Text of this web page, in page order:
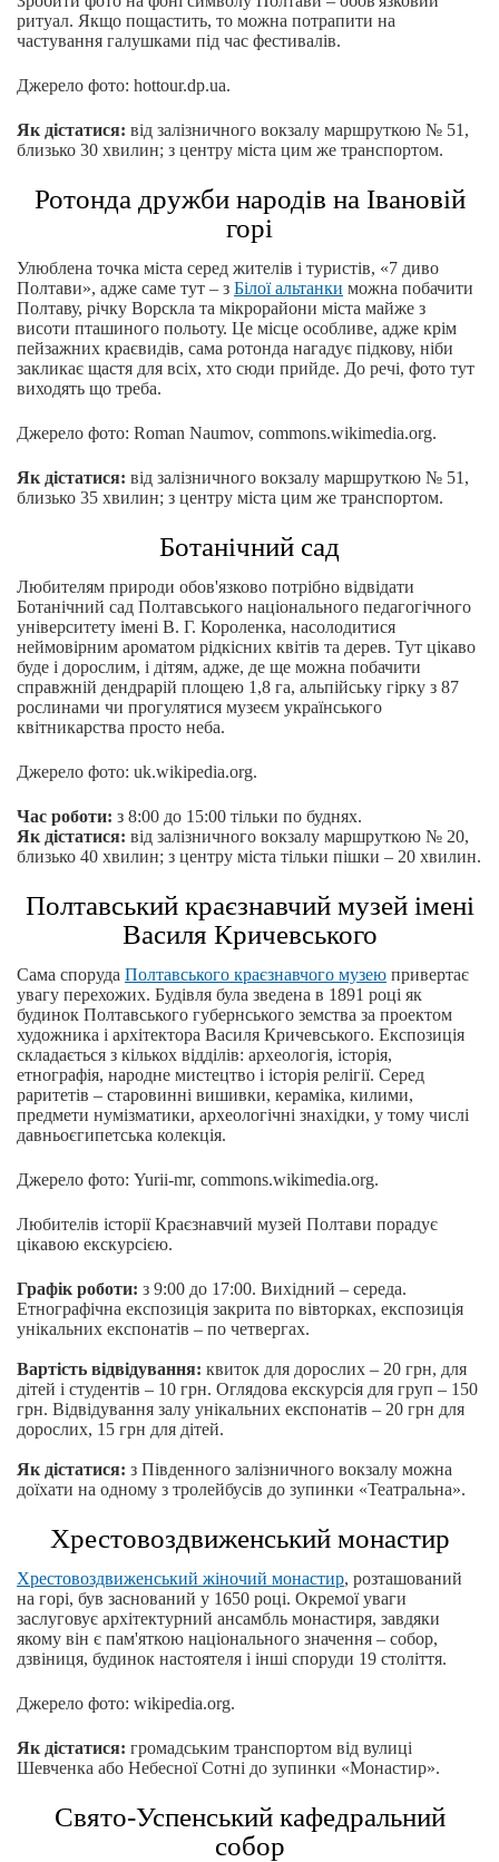
ритуал. Якщо пощастить, то можна потрапити на
частування галушками під час фестивалів.
Джерело фото: hottour.dp.ua.
Як дістатися: від залізничного вокзалу маршруткою № 51,
близько 30 хвилин; з центру міста цим же транспортом.
Ротонда дружби народів на Івановій
горі
Улюблена точка міста серед жителів і туристів, «7 диво
Полтави», адже саме тут – з Білої альтанки можна побачити
Полтаву, річку Ворскла та мікрорайони міста майже з
висоти пташиного польоту. Це місце особливе, адже крім
пейзажних краєвидів, сама ротонда нагадує підкову, ніби
закликає щастя для всіх, хто сюди прийде. До речі, фото тут
виходять що треба.
Джерело фото: Roman Naumov, commons.wikimedia.org.
Як дістатися: від залізничного вокзалу маршруткою № 51,
близько 35 хвилин; з центру міста цим же транспортом.
Ботанічний сад
Любителям природи обов'язково потрібно відвідати
Ботанічний сад Полтавського національного педагогічного
університету імені В. Г. Короленка, насолодитися
неймовірним ароматом рідкісних квітів та дерев. Тут цікаво
буде і дорослим, і дітям, адже, де ще можна побачити
справжній дендрарій площею 1,8 га, альпійську гірку з 87
рослинами чи прогулятися музеєм українського
квітникарства просто неба.
Джерело фото: uk.wikipedia.org.
Час роботи: з 8:00 до 15:00 тільки по буднях.
Як дістатися: від залізничного вокзалу маршруткою № 20,
близько 40 хвилин; з центру міста тільки пішки – 20 хвилин.
Полтавський краєзнавчий музей імені
Василя Кричевського
Сама споруда Полтавського краєзнавчого музею привертає
увагу перехожих. Будівля була зведена в 1891 році як
будинок Полтавського губернського земства за проектом
художника і архітектора Василя Кричевського. Експозиція
складається з кількох відділів: археологія, історія,
етнографія, народне мистецтво і історія релігії. Серед
раритетів – старовинні вишивки, кераміка, килими,
предмети нумізматики, археологічні знахідки, у тому числі
давньоєгипетська колекція.
Джерело фото: Yurii-mr, commons.wikimedia.org.
Любителів історії Краєзнавчий музей Полтави порадує
цікавою екскурсією.
Графік роботи: з 9:00 до 17:00. Вихідний – середа.
Етнографічна експозиція закрита по вівторках, експозиція
унікальних експонатів – по четвергах.
Вартість відвідування: квиток для дорослих – 20 грн, для
дітей і студентів – 10 грн. Оглядова екскурсія для груп – 150
грн. Відвідування залу унікальних експонатів – 20 грн для
дорослих, 15 грн для дітей.
Як дістатися: з Південного залізничного вокзалу можна
доїхати на одному з тролейбусів до зупинки «Театральна».
Хрестовоздвиженський монастир
Хрестовоздвиженський жіночий монастир, розташований
на горі, був заснований у 1650 році. Окремої уваги
заслуговує архітектурний ансамбль монастиря, завдяки
якому він є пам'яткою національного значення – собор,
дзвіниця, будинок настоятеля і інші споруди 19 століття.
Джерело фото: wikipedia.org.
Як дістатися: громадським транспортом від вулиці
Шевченка або Небесної Сотні до зупинки «Монастир».
Свято-Успенський кафедральний
собор